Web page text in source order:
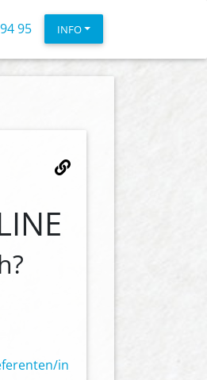
95 INFO
in